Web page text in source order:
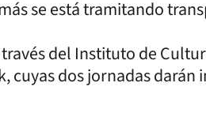
se está tramitando
del Instituto de
cuyas dos jornadas darán